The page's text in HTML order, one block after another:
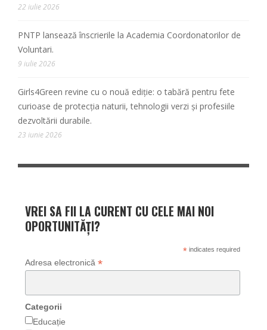
22 iulie 2026
PNTP lansează înscrierile la Academia Coordonatorilor de
Voluntari.
9 iulie 2026
Girls4Green revine cu o nouă ediție: o tabără pentru fete
curioase de protecția naturii, tehnologii verzi și profesiile
dezvoltării durabile.
23 iunie 2026
VREI SA FII LA CURENT CU CELE MAI NOI
OPORTUNITĂȚI?
*indicates required
Adresa electronică *
Categorii
Educație